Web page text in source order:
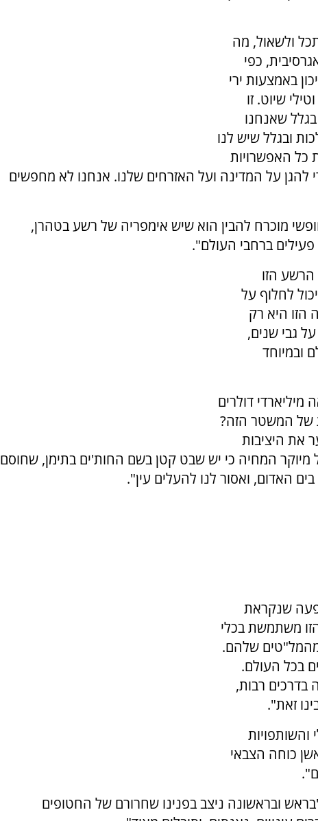
ולשאול, מה
כפי
באמצעות ירי
שיוט. זו
שאנחנו
ובגלל שיש לנו
כל האפשרויות
להגן על המדינה ועל האזרחים שלנו. אנחנו לא מחפשים
מוכרח להבין הוא שיש אימפריה של רשע בטהרן,
ברחבי העולם".
הרשע הזו
לחלוף על
הזו היא רק
גבי שנים,
ובמיוחד
דולרים
של המשטר הזה?
את היציבות
מיוקר המחיה כי יש שבט קטן בשם החות'ים בתימן, שחוסם
האדום, ואסור לנו להעלים עין".
שנקראת
משתמשת בכלי
מהמל"טים שלהם.
בכל העולם.
בדרכים רבות,
זאת".
כוחה הצבאי
ובראשונה ניצב בפנינו שחרורם של החטופים